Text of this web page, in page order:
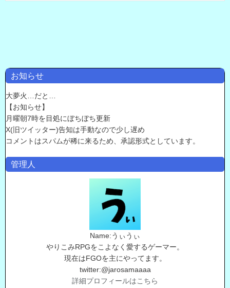
お知らせ
大夢火…だと…
【お知らせ】
月曜朝7時を目処にぼちぼち更新
X(旧ツイッター)告知は手動なので少し遅め
コメントはスパムが稀に来るため、承認形式としています。
管理人
Name:うぃうぃ
やりこみRPGをこよなく愛するゲーマー。
現在はFGOを主にやってます。
twitter:@jarosamaaaa
詳細プロフィールはこちら